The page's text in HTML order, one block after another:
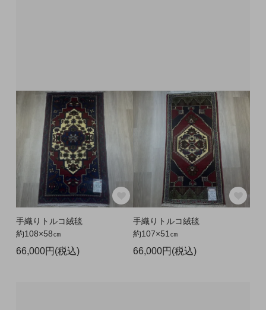
手織りトルコ絨毯
約108×58㎝
66,000円(税込)
手織りトルコ絨毯
約107×51㎝
66,000円(税込)